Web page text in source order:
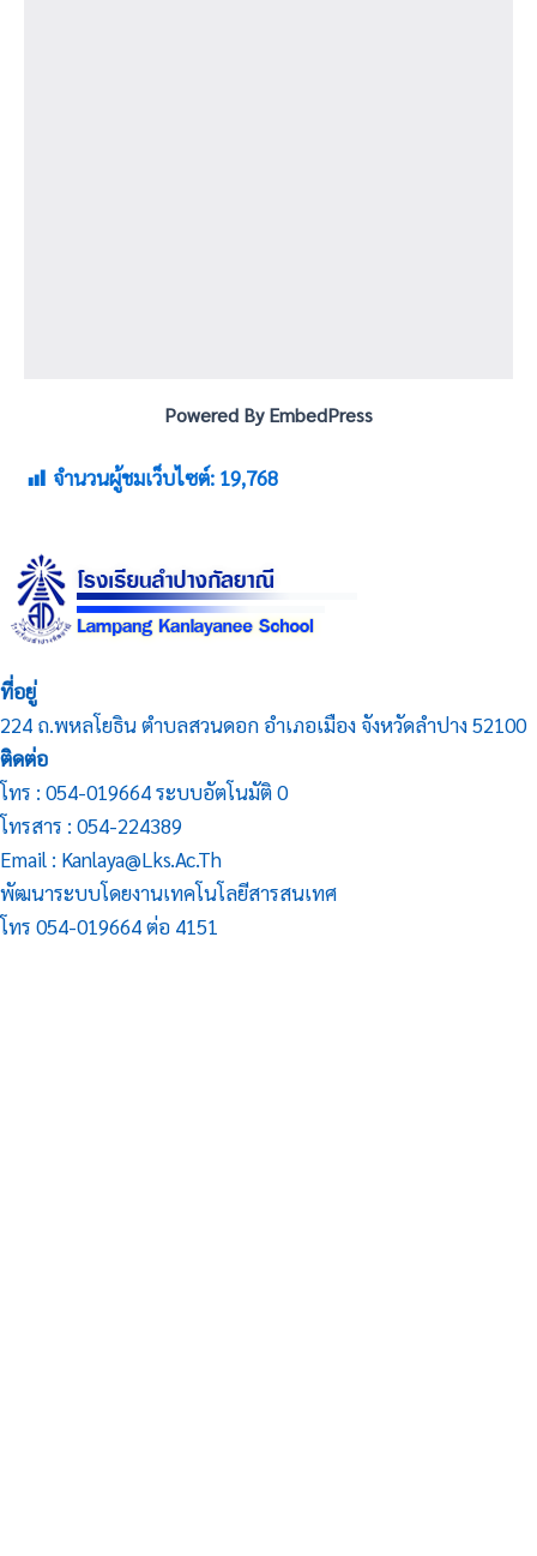
Powered By EmbedPress
จำนวนผู้ชมเว็บไซต์: 19,768
ที่อยู่
224 ถ.พหลโยธิน ตำบลสวนดอก อำเภอเมือง จังหวัดลำปาง 52100
ติดต่อ
โทร : 054-019664 ระบบอัตโนมัติ 0
โทรสาร : 054-224389
Email : Kanlaya@lks.ac.th
พัฒนาระบบโดยงานเทคโนโลยีสารสนเทศ
โทร 054-019664 ต่อ 4151